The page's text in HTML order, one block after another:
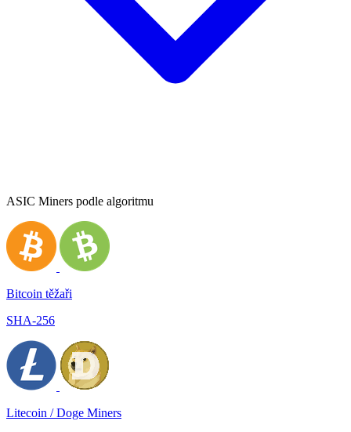
ASIC Miners podle algoritmu
Bitcoin těžaři
SHA-256
Litecoin / Doge Miners